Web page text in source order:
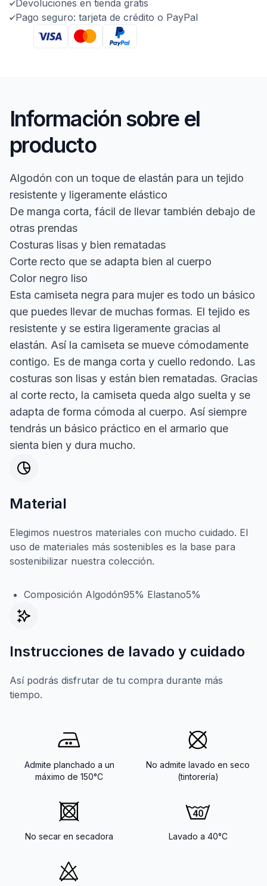
Devoluciones en tienda gratis
Pago seguro: tarjeta de crédito o PayPal
Información sobre el
producto
Algodón con un toque de elastán para un tejido
resistente y ligeramente elástico
De manga corta, fácil de llevar también debajo de
otras prendas
Costuras lisas y bien rematadas
Corte recto que se adapta bien al cuerpo
Color negro liso
Esta camiseta negra para mujer es todo un básico
que puedes llevar de muchas formas. El tejido es
resistente y se estira ligeramente gracias al
elastán. Así la camiseta se mueve cómodamente
contigo. Es de manga corta y cuello redondo. Las
costuras son lisas y están bien rematadas. Gracias
al corte recto, la camiseta queda algo suelta y se
adapta de forma cómoda al cuerpo. Así siempre
tendrás un básico práctico en el armario que
sienta bien y dura mucho.
Material
Elegimos nuestros materiales con mucho cuidado. El
uso de materiales más sostenibles es la base para
sostenibilizar nuestra colección.
Composición Algodón95% Elastano5%
Instrucciones de lavado y cuidado
Así podrás disfrutar de tu compra durante más
tiempo.
Admite planchado a un
máximo de 150°C
No admite lavado en seco
(tintorería)
No secar en secadora Lavado a 40°C